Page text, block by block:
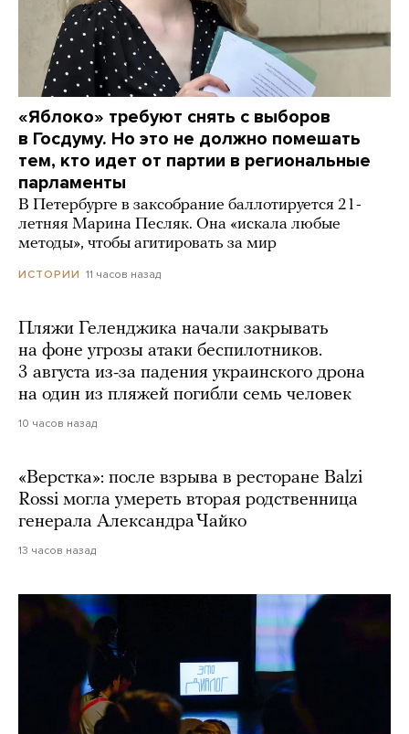
«Яблоко» требуют снять с выборов
в Госдуму. Но это не должно помешать
тем, кто идет от партии в региональные
парламенты
В Петербурге в заксобрание баллотируется 21-
летняя Марина Песляк. Она «искала любые
методы», чтобы агитировать за мир
ИСТОРИИ 11 часов назад
Пляжи Геленджика начали закрывать
на фоне угрозы атаки беспилотников.
3 августа из-за падения украинского дрона
на один из пляжей погибли семь человек
10 часов назад
«Верстка»: после взрыва в ресторане Balzi
Rossi могла умереть вторая родственница
генерала Александра Чайко
13 часов назад